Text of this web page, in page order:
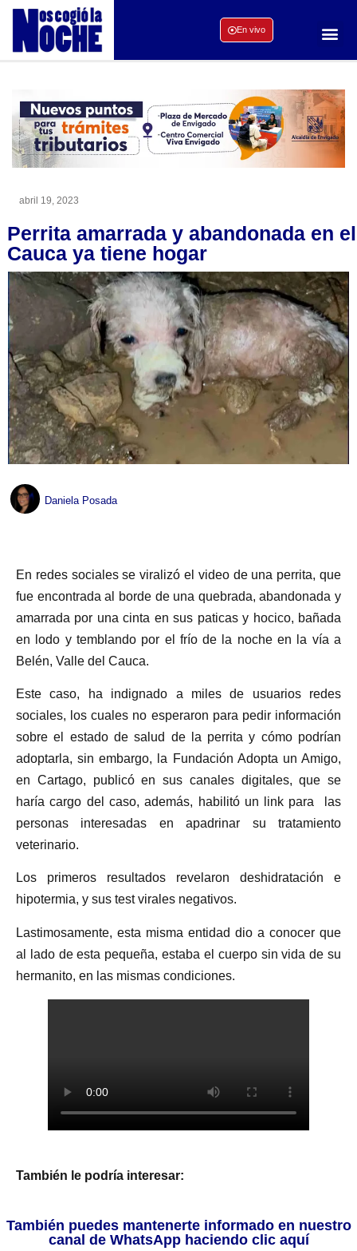
En vivo
abril 19, 2023
Perrita amarrada y abandonada en el
Cauca ya tiene hogar
Daniela Posada
En redes sociales se viralizó el video de una perrita, que
fue encontrada al borde de una quebrada, abandonada y
amarrada por una cinta en sus paticas y hocico, bañada
en lodo y temblando por el frío de la noche en la vía a
Belén, Valle del Cauca.
Este caso, ha indignado a miles de usuarios redes
sociales, los cuales no esperaron para pedir información
sobre el estado de salud de la perrita y cómo podrían
adoptarla, sin embargo, la Fundación Adopta un Amigo,
en Cartago, publicó en sus canales digitales, que se
haría cargo del caso, además, habilitó un link para las
personas interesadas en apadrinar su tratamiento
veterinario.
Los primeros resultados revelaron deshidratación e
hipotermia, y sus test virales negativos.
Lastimosamente, esta misma entidad dio a conocer que
al lado de esta pequeña, estaba el cuerpo sin vida de su
hermanito, en las mismas condiciones.
También le podría interesar:
También puedes mantenerte informado en nuestro
canal de WhatsApp haciendo clic aquí